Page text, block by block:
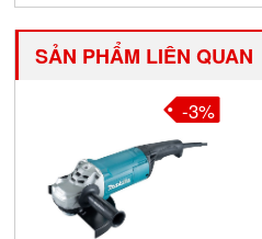
SẢN PHẨM LIÊN QUAN
-3%